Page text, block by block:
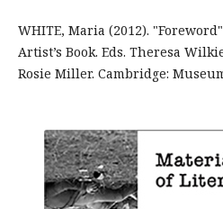
WHITE, Maria (2012).
Artist’s Book. Eds. Theresa
Rosie Miller. Cambridge: